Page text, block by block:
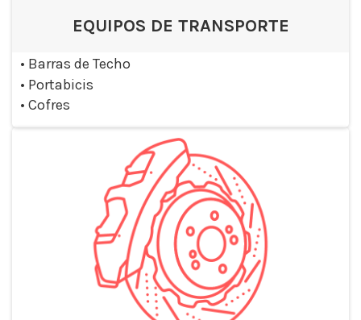
EQUIPOS DE TRANSPORTE
• Barras de Techo
• Portabicis
• Cofres